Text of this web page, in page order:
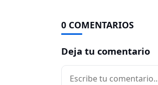
0 COMENTARIOS
Deja tu comentario
Comentario